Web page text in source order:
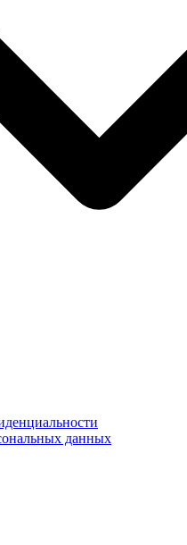
данных